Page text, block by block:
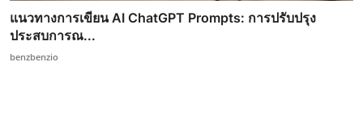
แนวทางการเขียน AI ChatGPT Prompts: การปรับปรุง
ประสบการณ...
benzbenzio